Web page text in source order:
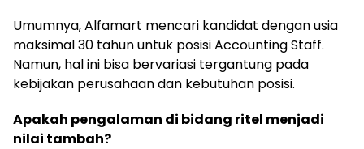
Umumnya, Alfamart mencari kandidat dengan usia
maksimal 30 tahun untuk posisi Accounting Staff.
Namun, hal ini bisa bervariasi tergantung pada
kebijakan perusahaan dan kebutuhan posisi.
Apakah pengalaman di bidang ritel menjadi
nilai tambah?